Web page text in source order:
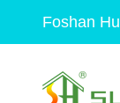
Foshan